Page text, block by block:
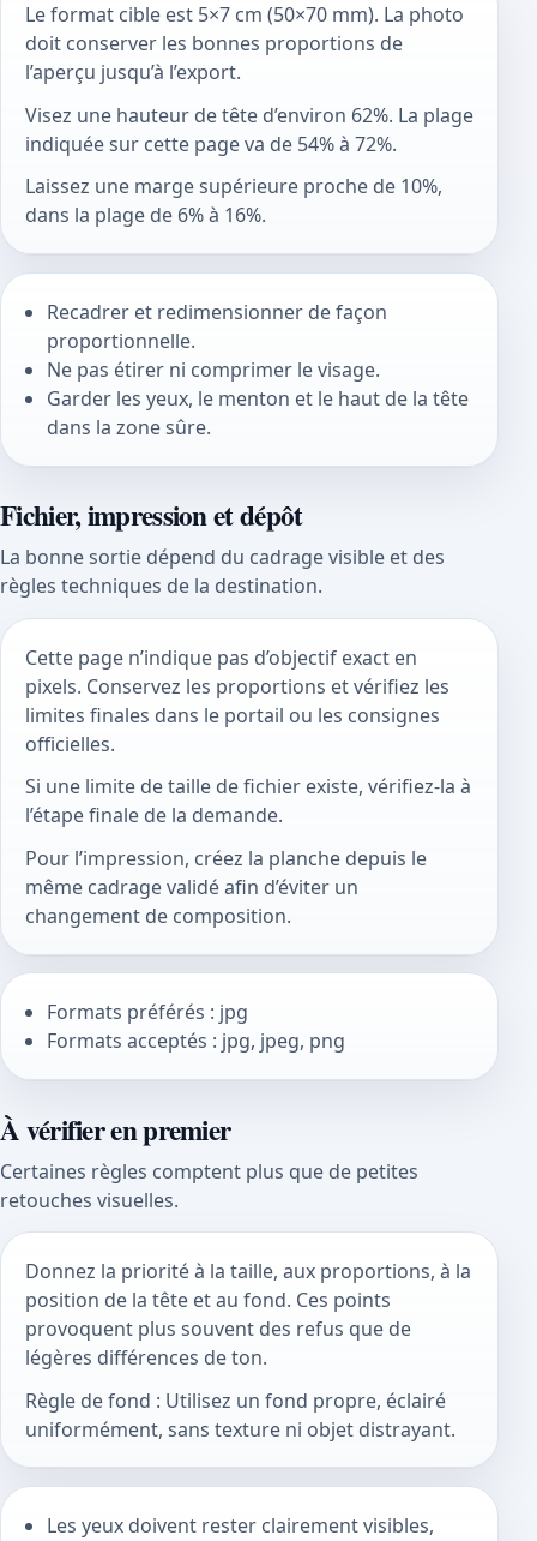
Le format cible est 5×7 cm (50×70 mm). La photo
doit conserver les bonnes proportions de
l’aperçu jusqu’à l’export.
Visez une hauteur de tête d’environ 62%. La plage
indiquée sur cette page va de 54% à 72%.
Laissez une marge supérieure proche de 10%,
dans la plage de 6% à 16%.
Recadrer et redimensionner de façon
proportionnelle.
Ne pas étirer ni comprimer le visage.
Garder les yeux, le menton et le haut de la tête
dans la zone sûre.
Fichier, impression et dépôt
La bonne sortie dépend du cadrage visible et des
règles techniques de la destination.
Cette page n’indique pas d’objectif exact en
pixels. Conservez les proportions et vérifiez les
limites finales dans le portail ou les consignes
officielles.
Si une limite de taille de fichier existe, vérifiez-la à
l’étape finale de la demande.
Pour l’impression, créez la planche depuis le
même cadrage validé afin d’éviter un
changement de composition.
Formats préférés : jpg
Formats acceptés : jpg, jpeg, png
À vérifier en premier
Certaines règles comptent plus que de petites
retouches visuelles.
Donnez la priorité à la taille, aux proportions, à la
position de la tête et au fond. Ces points
provoquent plus souvent des refus que de
légères différences de ton.
Règle de fond : Utilisez un fond propre, éclairé
uniformément, sans texture ni objet distrayant.
Les yeux doivent rester clairement visibles,